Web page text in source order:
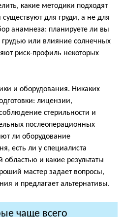
какие методики подходят
для груди, а не для
анамнеза: планируете ли вы
или влияние солнечных
риск-профиль некоторых
и оборудования. Никаких
лицензии,
стерильности и
послеоперационных
ли оборудование
есть ли у специалиста
областью и какие результаты
мастер задает вопросы,
и предлагает альтернативы.
чаще всего